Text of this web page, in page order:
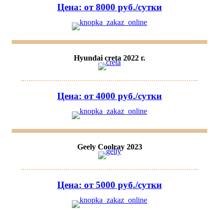
Цена: от 8000 руб./сутки
Hyundai creta 2022 г.
Цена: от 4000 руб./сутки
Geely Coolray 2023
Цена: от 5000 руб./сутки